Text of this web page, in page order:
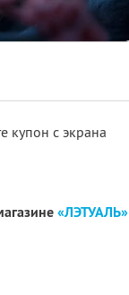
купон с экрана
«ЛЭТУАЛЬ»